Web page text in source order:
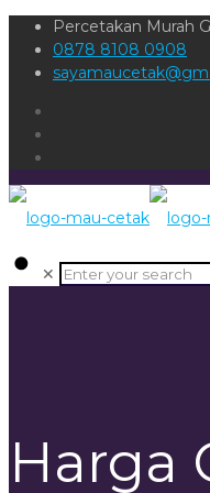
Percetakan Murah
0878 8108 0908
✕
Harga